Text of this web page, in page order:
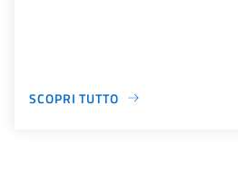
SCOPRI TUTTO